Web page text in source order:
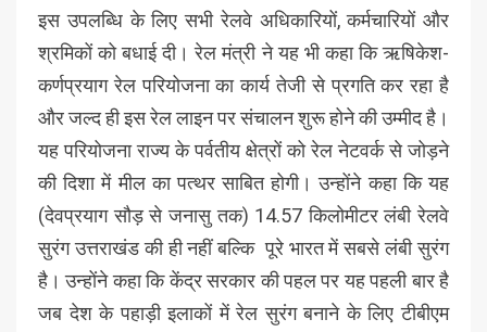
इस उपलब्धि के लिए सभी रेलवे अधिकारियों, कर्मचारियों और
श्रमिकों को बधाई दी। रेल मंत्री ने यह भी कहा कि ऋषिकेश-
कर्णप्रयाग रेल परियोजना का कार्य तेजी से प्रगति कर रहा है
और जल्द ही इस रेल लाइन पर संचालन शुरू होने की उम्मीद है।
यह परियोजना राज्य के पर्वतीय क्षेत्रों को रेल नेटवर्क से जोड़ने
की दिशा में मील का पत्थर साबित होगी। उन्होंने कहा कि यह
(देवप्रयाग सौड़ से जनासु तक) 14.57 किलोमीटर लंबी रेलवे
सुरंग उत्तराखंड की ही नहीं बल्कि पूरे भारत में सबसे लंबी सुरंग
है। उन्होंने कहा कि केंद्र सरकार की पहल पर यह पहली बार है
जब देश के पहाड़ी इलाकों में रेल सुरंग बनाने के लिए टीबीएम